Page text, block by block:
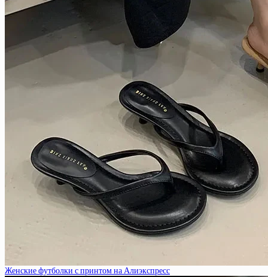
Женские футболки с принтом на Алиэкспресс